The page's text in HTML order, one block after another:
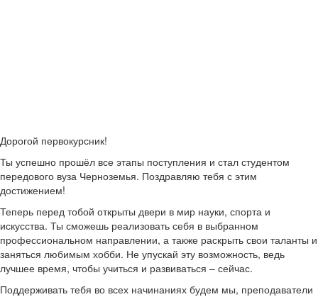
Дорогой первокурсник!
Ты успешно прошёл все этапы поступления и стал студентом
передового вуза Черноземья. Поздравляю тебя с этим
достижением!
Теперь перед тобой открыты двери в мир науки, спорта и
искусства. Ты сможешь реализовать себя в выбранном
профессиональном направлении, а также раскрыть свои таланты и
заняться любимым хобби. Не упускай эту возможность, ведь
лучшее время, чтобы учиться и развиваться – сейчас.
Поддерживать тебя во всех начинаниях будем мы, преподаватели